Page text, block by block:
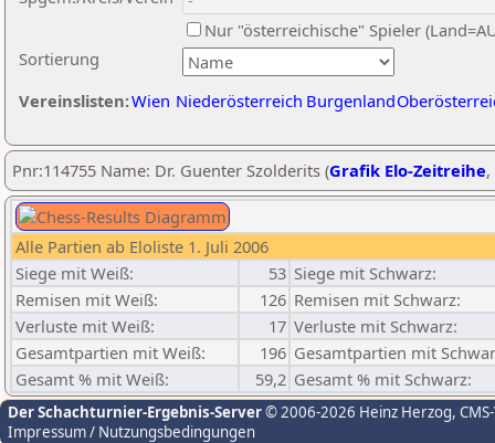
Sortierung
Nur "österreichische" Spieler
Vereinslisten:Wien Niederösterreich Burgenland
Pnr:114755 Name: Dr. Guenter Szolderits (Grafik Elo-Zeitreihe,
Alle Partien ab Eloliste 1. Juli 2006
Siege mit Weiß:
53 Siege mit Schwarz:
Remisen mit Weiß:
126 Remisen mit Schwarz:
Verluste mit Weiß:
17 Verluste mit Schwarz:
Gesamtpartien mit Weiß:
196 Gesamtpartien mit
Gesamt % mit Weiß:
59,2 Gesamt % mit Schwarz:
Der Schachturnier-Ergebnis-Server© 2006-2026 Heinz Herzog,
Impressum / Nutzungsbedingungen